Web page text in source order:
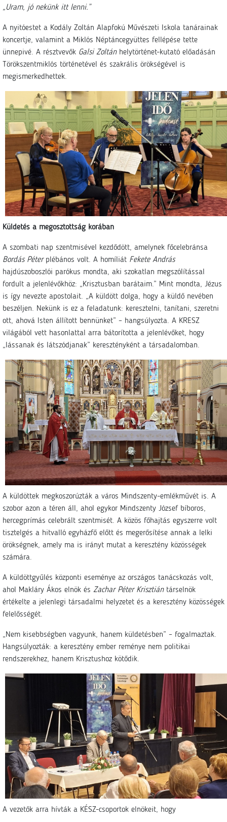
„Uram, jó nekünk itt lenni.”
A nyitóestet a Kodály Zoltán Alapfokú Művészeti Iskola tanárainak
koncertje, valamint a Miklós Néptáncegyüttes fellépése tette
ünnepivé. A résztvevők Galsi Zoltán helytörténet-kutató előadásán
Törökszentmiklós történetével és szakrális örökségével is
megismerkedhettek.
Küldetés a megosztottság korában
A szombati nap szentmisével kezdődött, amelynek főcelebránsa
Bordás Péterplébános volt. A homíliát Fekete András
hajdúszoboszlói parókus mondta, aki szokatlan megszólítással
fordult a jelenlévőkhöz: „Krisztusban barátaim.” Mint mondta, Jézus
is így nevezte apostolait. „A küldött dolga, hogy a küldő nevében
beszéljen. Nekünk is ez a feladatunk: keresztelni, tanítani, szeretni
ott, ahová Isten állított bennünket” – hangsúlyozta. A KRESZ
világából vett hasonlattal arra bátorította a jelenlévőket, hogy
„lássanak és látszódjanak” keresztényként a társadalomban.
A küldöttek megkoszorúzták a város Mindszenty-emlékművét is. A
szobor azon a téren áll, ahol egykor Mindszenty József bíboros,
hercegprímás celebrált szentmisét. A közös főhajtás egyszerre volt
tisztelgés a hitvalló egyházfő előtt és megerősítése annak a lelki
örökségnek, amely ma is irányt mutat a keresztény közösségek
számára.
A küldöttgyűlés központi eseménye az országos tanácskozás volt,
ahol Makláry Ákos elnök és Zachar Péter Krisztiántárselnök
értékelte a jelenlegi társadalmi helyzetet és a keresztény közösségek
felelősségét.
„Nem kisebbségben vagyunk, hanem küldetésben” – fogalmaztak.
Hangsúlyozták: a keresztény ember reménye nem politikai
rendszerekhez, hanem Krisztushoz kötődik.
A vezetők arra hívták a KÉSZ-csoportok elnökeit, hogy